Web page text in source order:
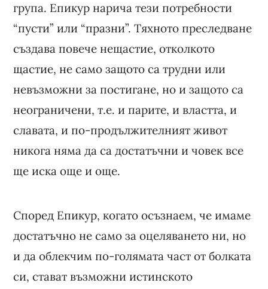
група. Епикур нарича тези потребности
“пусти” или “празни”. Тяхното преследване
създава повече нещастие, отколкото
щастие, не само защото са трудни или
невъзможни за постигане, но и защото са
неограничени, т.е. и парите, и властта, и
славата, и по-продължителният живот
никога няма да са достатъчни и човек все
ще иска още и още.
Според Епикур, когато осъзнаем, че имаме
достатъчно не само за оцеляването ни, но
и да облекчим по-голямата част от болката
си, стават възможни истинското